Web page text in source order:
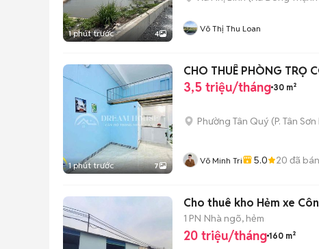
1 phút trước 4 Võ Thị Thu Loan
1 phút trước 7
CHO THUÊ PHÒNG TRỌ
3,5 triệu/tháng 30 m²
Phường Tân Quý (P. Tân
Võ Minh Tri 5.0 20 đã bán
Cho thuê kho Hẻm xe
1 PN Nhà ngõ, hẻm
20 triệu/tháng 160 m²